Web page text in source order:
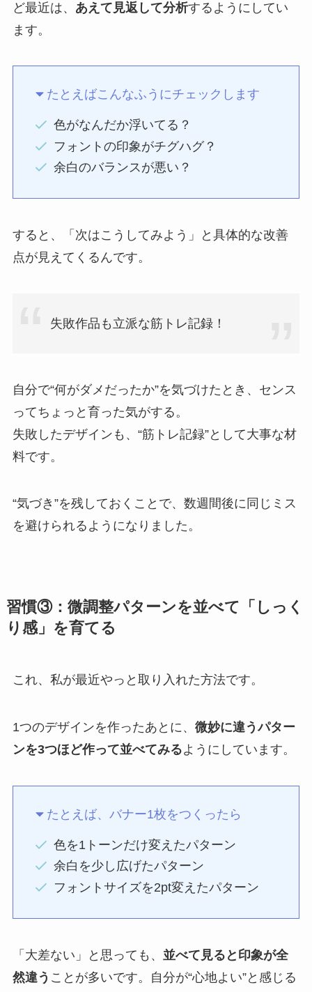
ど最近は、 あえて見返して分析するようにしてい
ます。
たとえばこんなふうにチェックします
色がなんだか浮いてる？
フォントの印象がチグハグ？
余白のバランスが悪い？
すると、「次はこうしてみよう」と具体的な改善
点が見えてくるんです。
失敗作品も立派な筋トレ記録！
自分で“何がダメだったか”を気づけたとき、センス
ってちょっと育った気がする。
失敗したデザインも、“筋トレ記録”として大事な材
料です。
“気づき”を残しておくことで、数週間後に同じミス
を避けられるようになりました。
習慣③：微調整パターンを並べて「しっく
り感」を育てる
これ、私が最近やっと取り入れた方法です。
1つのデザインを作ったあとに、 微妙に違うパター
ンを3つほど作って並べてみるようにしています。
たとえば、バナー1枚をつくったら
色を1トーンだけ変えたパターン
余白を少し広げたパターン
フォントサイズを2pt変えたパターン
「大差ない」と思っても、 並べて見ると印象が全
然違う ことが多いです。自分が“心地よい”と感じる